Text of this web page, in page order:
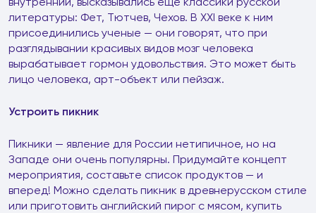
литературы: Фет, Тютчев, Чехов. В XXI веке к ним
присоединились ученые — они говорят, что при
разглядывании красивых видов мозг человека
вырабатывает гормон удовольствия. Это может быть
лицо человека, арт-объект или пейзаж.
Устроить пикник
Пикники — явление для России нетипичное, но на
Западе они очень популярны. Придумайте концепт
мероприятия, составьте список продуктов — и
вперед! Можно сделать пикник в древнерусском стиле
или приготовить английский пирог с мясом, купить